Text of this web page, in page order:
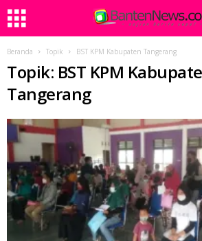
Beranda Topik BST KPM Kabupaten Tangerang
Topik: BST KPM
Tangerang